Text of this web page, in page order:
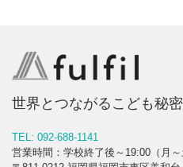
世界とつながるこども秘
TEL: 092-688-1141
営業時間：学校終了後～19:00（月～